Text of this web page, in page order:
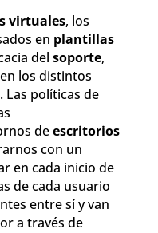
virtuales, los
en plantillas
del soporte,
los distintos
. Las políticas de
deescritorios
con un
en cada inicio de
de cada usuario
entre sí y van
a través de